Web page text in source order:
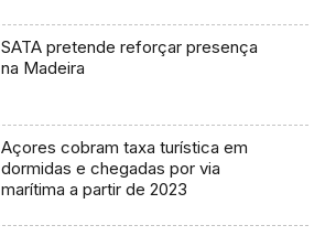
SATA pretende reforçar presença
na Madeira
Açores cobram taxa turística em
dormidas e chegadas por via
marítima a partir de 2023